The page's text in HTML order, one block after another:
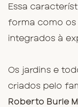
Essa
forma como
integrados à
Os jardins e
criados pelo
Roberto Burle